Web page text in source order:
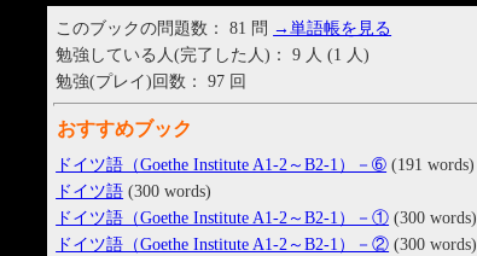
このブックの問題数： 81 問 →単語帳を見る
勉強している人(完了した人)： 9 人 (1 人)
勉強(プレイ)回数： 97 回
おすすめブック
ドイツ語（Goethe Institute A1-2～B2-1）－➅ (191 words)
ドイツ語 (300 words)
ドイツ語（Goethe Institute A1-2～B2-1）－① (300 words)
ドイツ語（Goethe Institute A1-2～B2-1）－② (300 words)